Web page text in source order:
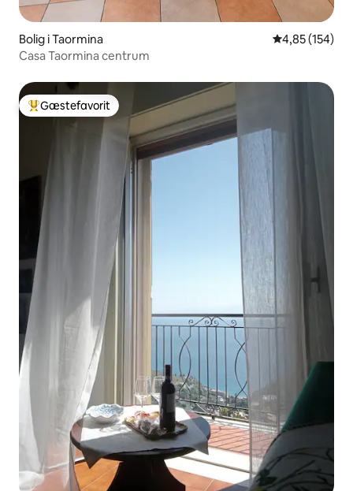
Bolig i Taormina 4,85 ud af 5 i
4,85 (154)
Casa Taormina centrum
Bedste gæstefavorit
Gæstefavorit